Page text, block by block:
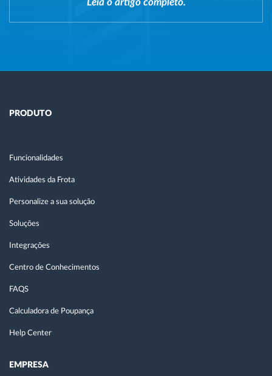
Leia o artigo completo.
PRODUTO
Funcionalidades
Atividades da Frota
Personalize a sua solução
Soluções
Integrações
Centro de Conhecimentos
FAQS
Calculadora de Poupança
Help Center
EMPRESA